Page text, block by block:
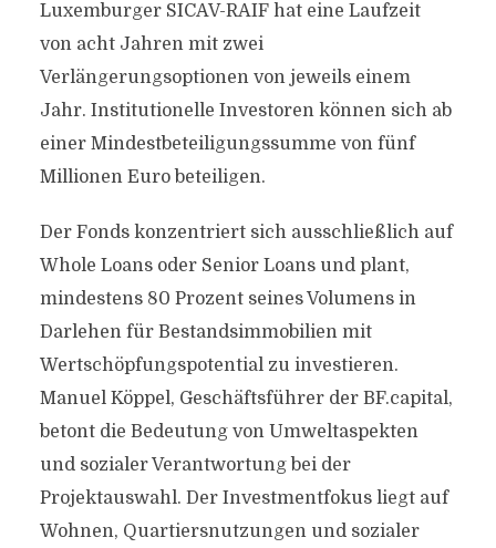
Luxemburger SICAV-RAIF hat eine Laufzeit
von acht Jahren mit zwei
Verlängerungsoptionen von jeweils einem
Jahr. Institutionelle Investoren können sich ab
einer Mindestbeteiligungssumme von fünf
Millionen Euro beteiligen.
Der Fonds konzentriert sich ausschließlich auf
Whole Loans oder Senior Loans und plant,
mindestens 80 Prozent seines Volumens in
Darlehen für Bestandsimmobilien mit
Wertschöpfungspotential zu investieren.
Manuel Köppel, Geschäftsführer der BF.capital,
betont die Bedeutung von Umweltaspekten
und sozialer Verantwortung bei der
Projektauswahl. Der Investmentfokus liegt auf
Wohnen, Quartiersnutzungen und sozialer